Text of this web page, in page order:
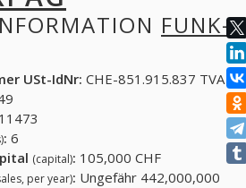
FUNK-
USt-IdNr: CHE-851.915.837 TVA
: 6
(capital): 105,000 CHF
per year): Ungefähr 442,000,000